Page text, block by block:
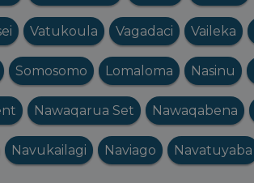
Vatukoula Vagadaci Vaileka
Somosomo Lomaloma Nasinu
Nawaqarua Set Nawaqabena
Navukailagi Naviago Navatuyaba